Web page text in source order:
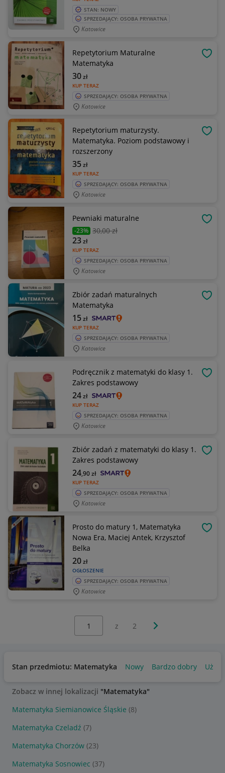
STAN: NOWY
SPRZEDAJĄCY: OSOBA PRYWATNA
Katowice
Repetytorium Maturalne
Matematyka
KUP TERAZ
30zł
SPRZEDAJĄCY: OSOBA PRYWATNA
Katowice
Repetytorium maturzysty.
Matematyka. Poziom podstawowy i
rozszerzony
KUP TERAZ
35zł
SPRZEDAJĄCY: OSOBA PRYWATNA
Katowice
Pewniaki maturalne
-23% 30,00 zł
KUP TERAZ
23zł
SPRZEDAJĄCY: OSOBA PRYWATNA
Katowice
Zbiór zadań maturalnych
Matematyka
KUP TERAZ
15zł
SPRZEDAJĄCY: OSOBA PRYWATNA
Katowice
Podręcznik z matematyki do klasy 1.
Zakres podstawowy
KUP TERAZ
24zł
SPRZEDAJĄCY: OSOBA PRYWATNA
Katowice
Zbiór zadań z matematyki do klasy 1.
Zakres podstawowy
KUP TERAZ
24,90zł
SPRZEDAJĄCY: OSOBA PRYWATNA
Katowice
Prosto do matury 1, Matematyka
Nowa Era, Maciej Antek, Krzysztof
Belka
OGŁOSZENIE
20zł
SPRZEDAJĄCY: OSOBA PRYWATNA
Katowice
z 2 Następna strona
Stan przedmiotu: Matematyka Nowy Bardzo dobry
Zobacz w innej lokalizacji "Matematyka"
Matematyka Siemianowice Śląskie (8)
Matematyka Czeladź (7)
Matematyka Chorzów (23)
Matematyka Sosnowiec (37)